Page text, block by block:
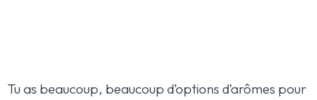
Tu as beaucoup, beaucoup d’options d’arômes pour